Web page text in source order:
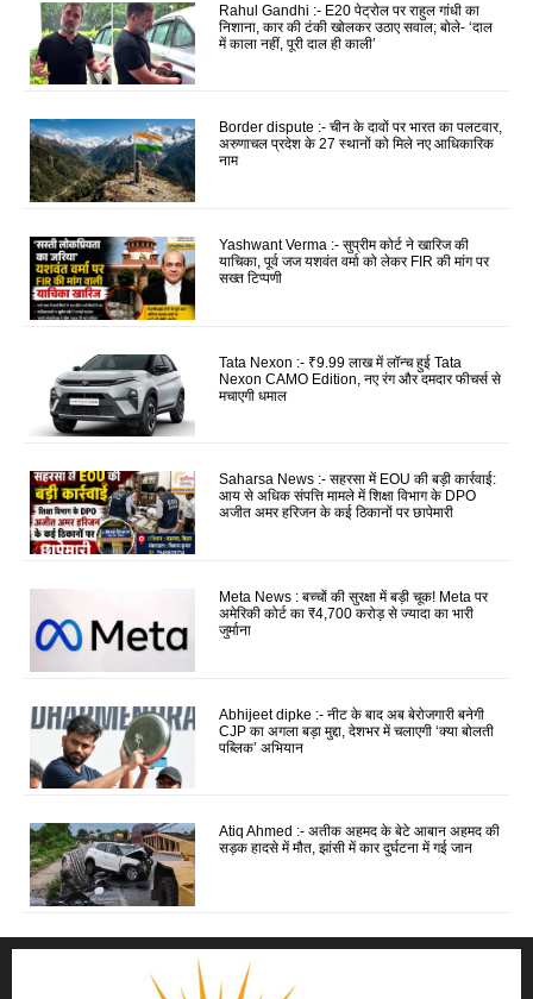
Rahul Gandhi :- E20 पेट्रोल पर राहुल गांधी का
निशाना, कार की टंकी खोलकर उठाए सवाल; बोले- ‘दाल
में काला नहीं, पूरी दाल ही काली’
Border dispute :- चीन के दावों पर भारत का पलटवार,
अरुणाचल प्रदेश के 27 स्थानों को मिले नए आधिकारिक
नाम
Yashwant Verma :- सुप्रीम कोर्ट ने खारिज की
याचिका, पूर्व जज यशवंत वर्मा को लेकर FIR की मांग पर
सख्त टिप्पणी
Tata Nexon :- ₹9.99 लाख में लॉन्च हुई Tata
Nexon CAMO Edition, नए रंग और दमदार फीचर्स से
मचाएगी धमाल
Saharsa News :- सहरसा में EOU की बड़ी कार्रवाई:
आय से अधिक संपत्ति मामले में शिक्षा विभाग के DPO
अजीत अमर हरिजन के कई ठिकानों पर छापेमारी
Meta News : बच्चों की सुरक्षा में बड़ी चूक! Meta पर
अमेरिकी कोर्ट का ₹4,700 करोड़ से ज्यादा का भारी
जुर्माना
Abhijeet dipke :- नीट के बाद अब बेरोजगारी बनेगी
CJP का अगला बड़ा मुद्दा, देशभर में चलाएगी ‘क्या बोलती
पब्लिक’ अभियान
Atiq Ahmed :- अतीक अहमद के बेटे आबान अहमद की
सड़क हादसे में मौत, झांसी में कार दुर्घटना में गई जान